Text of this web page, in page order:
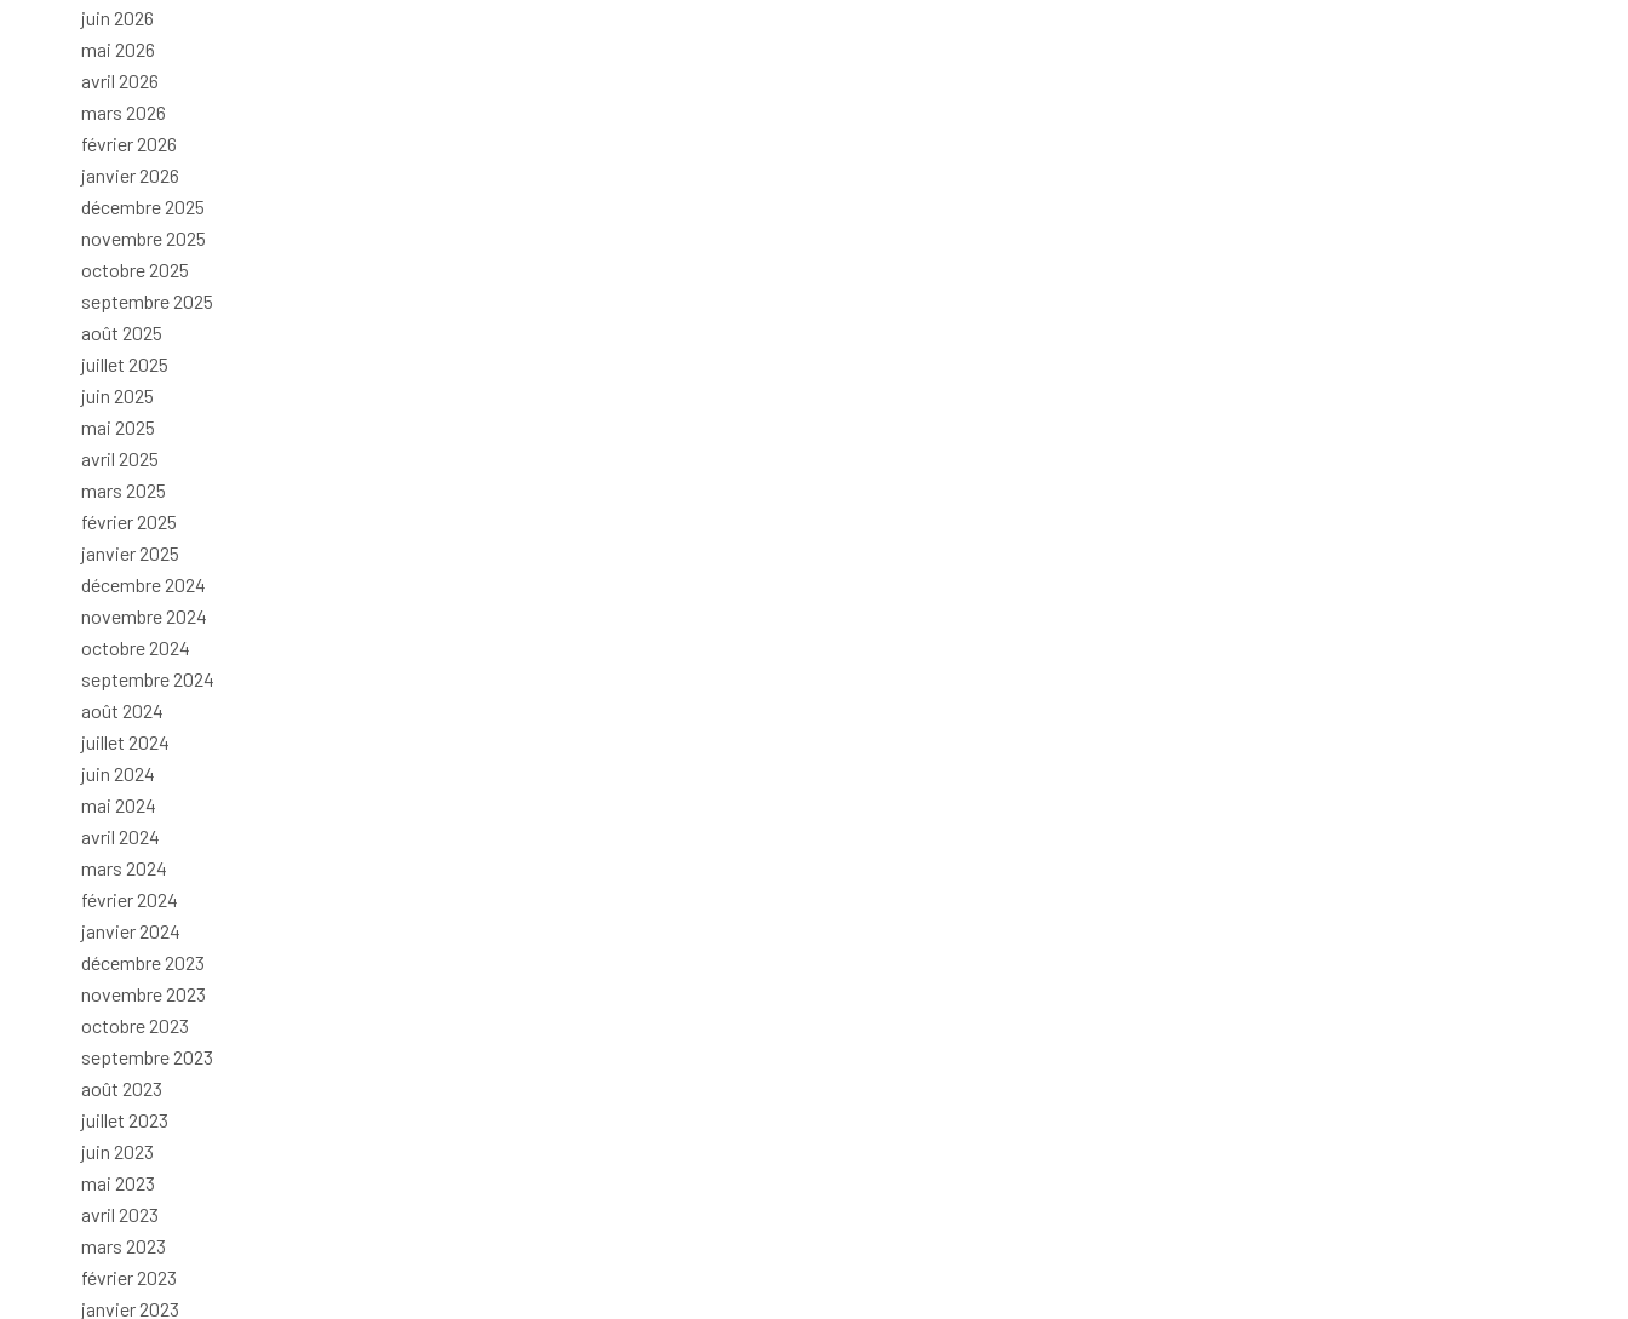
juin 2026
mai 2026
avril 2026
mars 2026
février 2026
janvier 2026
décembre 2025
novembre 2025
octobre 2025
septembre 2025
août 2025
juillet 2025
juin 2025
mai 2025
avril 2025
mars 2025
février 2025
janvier 2025
décembre 2024
novembre 2024
octobre 2024
septembre 2024
août 2024
juillet 2024
juin 2024
mai 2024
avril 2024
mars 2024
février 2024
janvier 2024
décembre 2023
novembre 2023
octobre 2023
septembre 2023
août 2023
juillet 2023
juin 2023
mai 2023
avril 2023
mars 2023
février 2023
janvier 2023